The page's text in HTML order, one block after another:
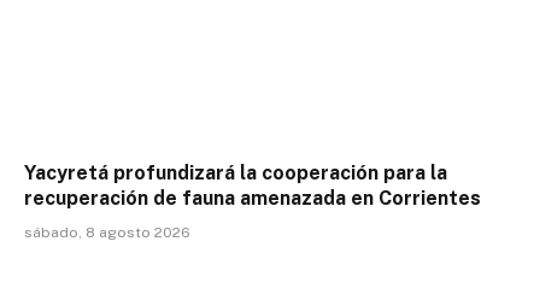
Yacyretá profundizará la cooperación para la
recuperación de fauna amenazada en Corrientes
sábado, 8 agosto 2026